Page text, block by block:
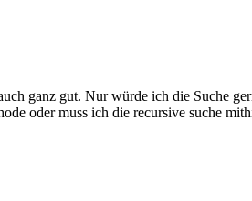
ganz gut. Nur würde ich die Suche
oder muss ich die recursive suche